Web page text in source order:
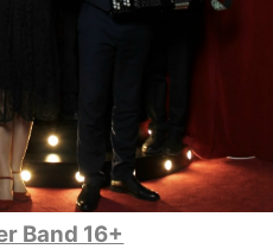
Band 16+